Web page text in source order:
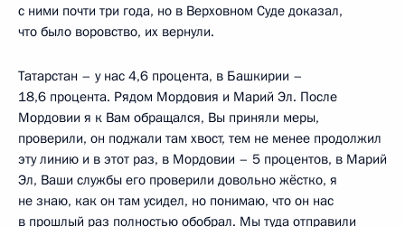
с ними почти три года, но в Верховном Суде доказал,
что было воровство, их вернули.
Татарстан – у нас 4,6 процента, в Башкирии –
18,6 процента. Рядом Мордовия и Марий Эл. После
Мордовии я к Вам обращался, Вы приняли меры,
проверили, он поджали там хвост, тем не менее продолжил
эту линию и в этот раз, в Мордовии – 5 процентов, в Марий
Эл, Ваши службы его проверили довольно жёстко, я
не знаю, как он там усидел, но понимаю, что он нас
в прошлый раз полностью обобрал. Мы туда отправили